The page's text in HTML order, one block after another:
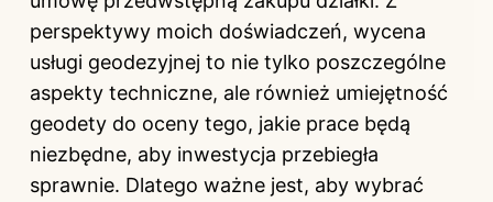
perspektywy moich doświadczeń, wycena
usługi geodezyjnej to nie tylko poszczególne
aspekty techniczne, ale również umiejętność
geodety do oceny tego, jakie prace będą
niezbędne, aby inwestycja przebiegła
sprawnie. Dlatego ważne jest, aby wybrać